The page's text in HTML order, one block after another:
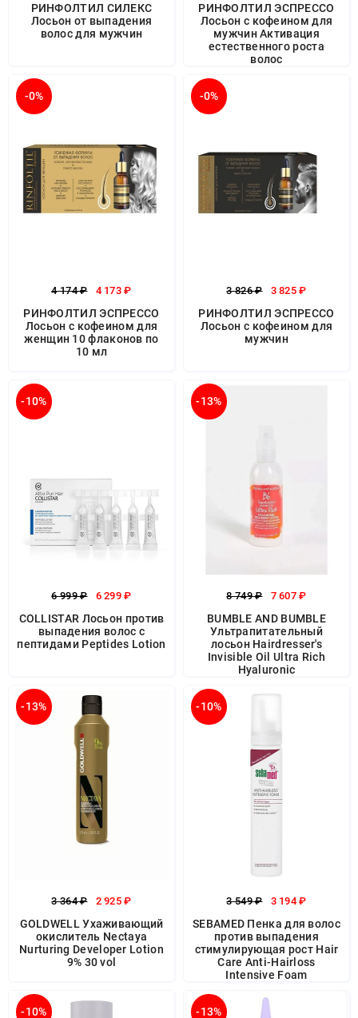
РИНФОЛТИЛ СИЛЕКС
Лосьон от выпадения
волос для мужчин
РИНФОЛТИЛ ЭСПРЕССО
Лосьон с кофеином для
мужчин Активация
естественного роста
волос
-0%
4 174 ₽ 4 173 ₽
РИНФОЛТИЛ ЭСПРЕССО
Лосьон с кофеином для
женщин 10 флаконов по
10 мл
-0%
3 826 ₽ 3 825 ₽
РИНФОЛТИЛ ЭСПРЕССО
Лосьон с кофеином для
мужчин
-10%
6 999 ₽ 6 299 ₽
COLLISTAR Лосьон против
выпадения волос с
пептидами Peptides Lotion
-13%
8 749 ₽ 7 607 ₽
BUMBLE AND BUMBLE
Ультрапитательный
лосьон Hairdresser's
Invisible Oil Ultra Rich
Hyaluronic
-13%
3 364 ₽ 2 925 ₽
GOLDWELL Ухаживающий
окислитель Nectaya
Nurturing Developer Lotion
9% 30 vol
-10%
3 549 ₽ 3 194 ₽
SEBAMED Пенка для волос
против выпадения
стимулирующая рост Hair
Care Anti-Hairloss
Intensive Foam
-10% -13%